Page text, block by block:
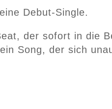
Debut-Single.
der sofort in die
Song, der sich